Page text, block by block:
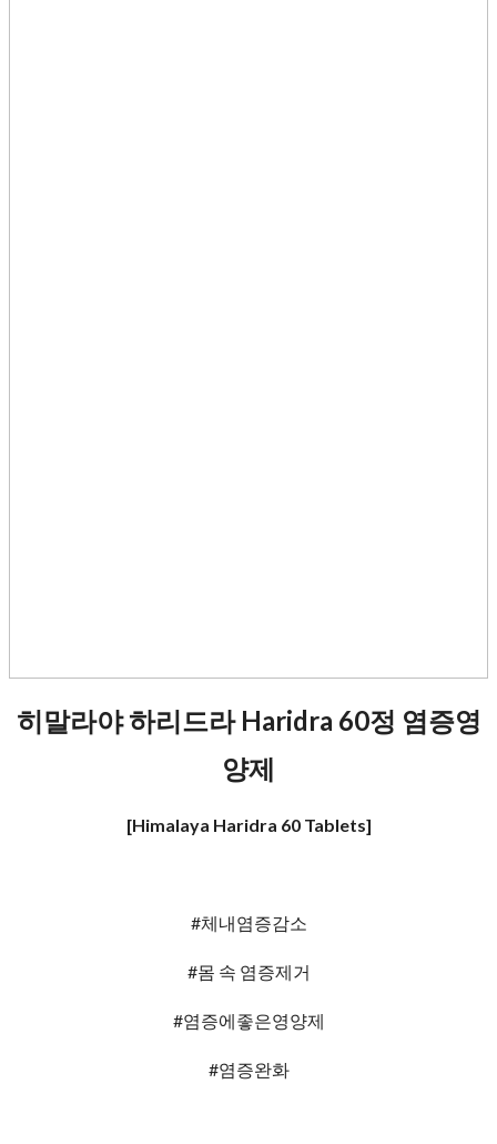
히말라야 하리드라 Haridra 60정 염증영
양제
[Himalaya Haridra 60 Tablets]
#체내염증감소
#몸 속 염증제거
#염증에좋은영양제
#염증완화